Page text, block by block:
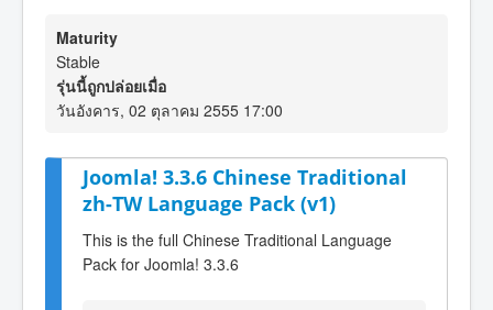
Maturity
Stable
รุ่นนี้ถูกปล่อยเมื่อ
วันอังคาร, 02 ตุลาคม 2555 17:00
Joomla! 3.3.6 Chinese Traditional
zh-TW Language Pack (v1)
This is the full Chinese Traditional Language
Pack for Joomla! 3.3.6